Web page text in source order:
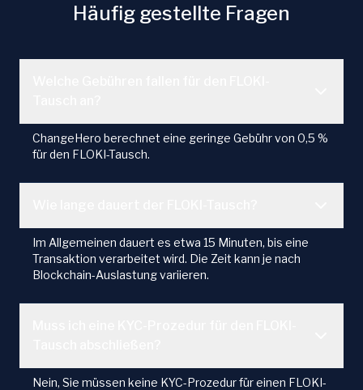
Häufig gestellte Fragen
ChangeHero berechnet eine geringe Gebühr von 0,5 %
für den FLOKI-Tausch.
Im Allgemeinen dauert es etwa 15 Minuten, bis eine
Transaktion verarbeitet wird. Die Zeit kann je nach
Blockchain-Auslastung variieren.
Nein, Sie müssen keine KYC-Prozedur für einen FLOKI-